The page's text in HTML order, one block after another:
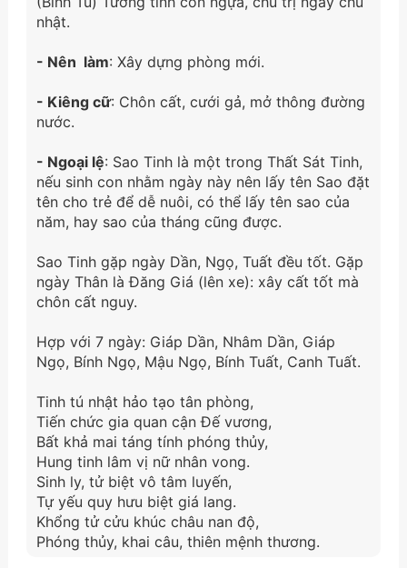
nhật.
- Nên làm: Xây dựng phòng mới.
- Kiêng cữ: Chôn cất, cưới gả, mở thông đường
nước.
- Ngoại lệ: Sao Tinh là một trong Thất Sát Tinh,
nếu sinh con nhằm ngày này nên lấy tên Sao đặt
tên cho trẻ để dễ nuôi, có thể lấy tên sao của
năm, hay sao của tháng cũng được.
Sao Tinh gặp ngày Dần, Ngọ, Tuất đều tốt. Gặp
ngày Thân là Đăng Giá (lên xe): xây cất tốt mà
chôn cất nguy.
Hợp với 7 ngày: Giáp Dần, Nhâm Dần, Giáp
Ngọ, Bính Ngọ, Mậu Ngọ, Bính Tuất, Canh Tuất.
Tinh tú nhật hảo tạo tân phòng,
Tiến chức gia quan cận Đế vương,
Bất khả mai táng tính phóng thủy,
Hung tinh lâm vị nữ nhân vong.
Sinh ly, tử biệt vô tâm luyến,
Tự yếu quy hưu biệt giá lang.
Khổng tử cửu khúc châu nan độ,
Phóng thủy, khai câu, thiên mệnh thương.